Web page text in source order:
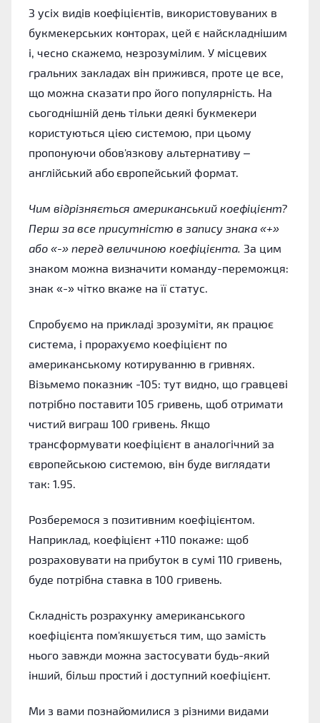
З усіх видів коефіцієнтів, використовуваних в
букмекерських конторах, цей є найскладнішим
і, чесно скажемо, незрозумілим. У місцевих
гральних закладах він прижився, проте це все,
що можна сказати про його популярність. На
сьогоднішній день тільки деякі букмекери
користуються цією системою, при цьому
пропонуючи обов'язкову альтернативу –
англійський або європейський формат.
Чим відрізняється американський коефіцієнт?
Перш за все присутністю в запису знака «+»
або «-» перед величиною коефіцієнта. За цим
знаком можна визначити команду-переможця:
знак «-» чітко вкаже на її статус.
Спробуємо на прикладі зрозуміти, як працює
система, і прорахуємо коефіцієнт по
американському котируванню в гривнях.
Візьмемо показник -105: тут видно, що гравцеві
потрібно поставити 105 гривень, щоб отримати
чистий виграш 100 гривень. Якщо
трансформувати коефіцієнт в аналогічний за
європейською системою, він буде виглядати
так: 1.95.
Розберемося з позитивним коефіцієнтом.
Наприклад, коефіцієнт +110 покаже: щоб
розраховувати на прибуток в сумі 110 гривень,
буде потрібна ставка в 100 гривень.
Складність розрахунку американського
коефіцієнта пом'якшується тим, що замість
нього завжди можна застосувати будь-який
інший, більш простий і доступний коефіцієнт.
Ми з вами познайомилися з різними видами